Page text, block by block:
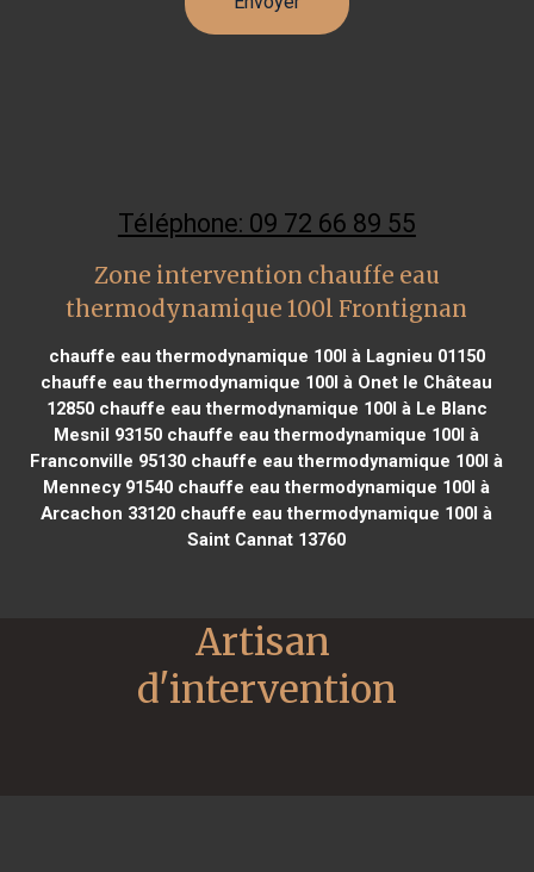
Téléphone: 09 72 66 89 55
Zone intervention chauffe eau
thermodynamique 100l Frontignan
chauffe eau thermodynamique 100l à Lagnieu 01150
chauffe eau thermodynamique 100l à Onet le Château
12850chauffe eau thermodynamique 100l à Le Blanc
Mesnil 93150 chauffe eau thermodynamique 100l à
Franconville 95130 chauffe eau thermodynamique 100l à
Mennecy 91540 chauffe eau thermodynamique 100l à
Arcachon 33120 chauffe eau thermodynamique 100l à
Saint Cannat 13760
Artisan
d'intervention